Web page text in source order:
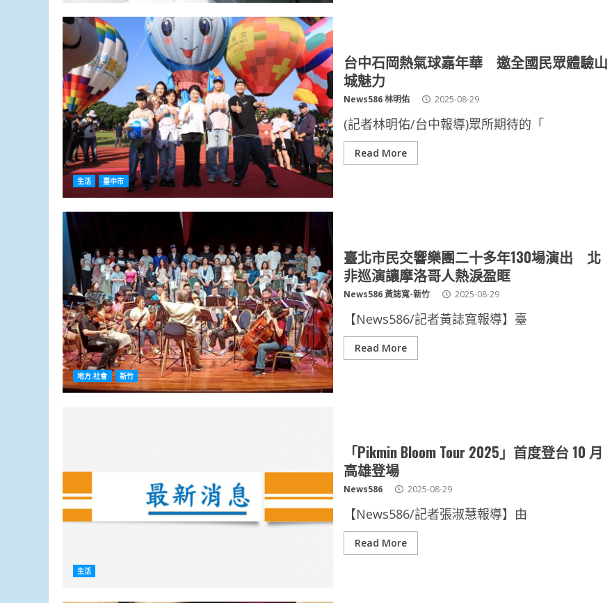
生活 臺中市
台中石岡熱氣球嘉年華 邀全國民眾體驗山
城魅力
News586 林明佑 2025-08-29
(記者林明佑/台中報導)眾所期待的「
Read More
地方.社會 新竹
臺北市民交響樂團二十多年130場演出 北
非巡演讓摩洛哥人熱淚盈眶
News586 黃誌寬-新竹 2025-08-29
【News586/記者黃誌寬報導】臺
Read More
生活
「Pikmin Bloom Tour 2025」首度登台 10 月
高雄登場
News586 2025-08-29
【News586/記者張淑慧報導】由
Read More